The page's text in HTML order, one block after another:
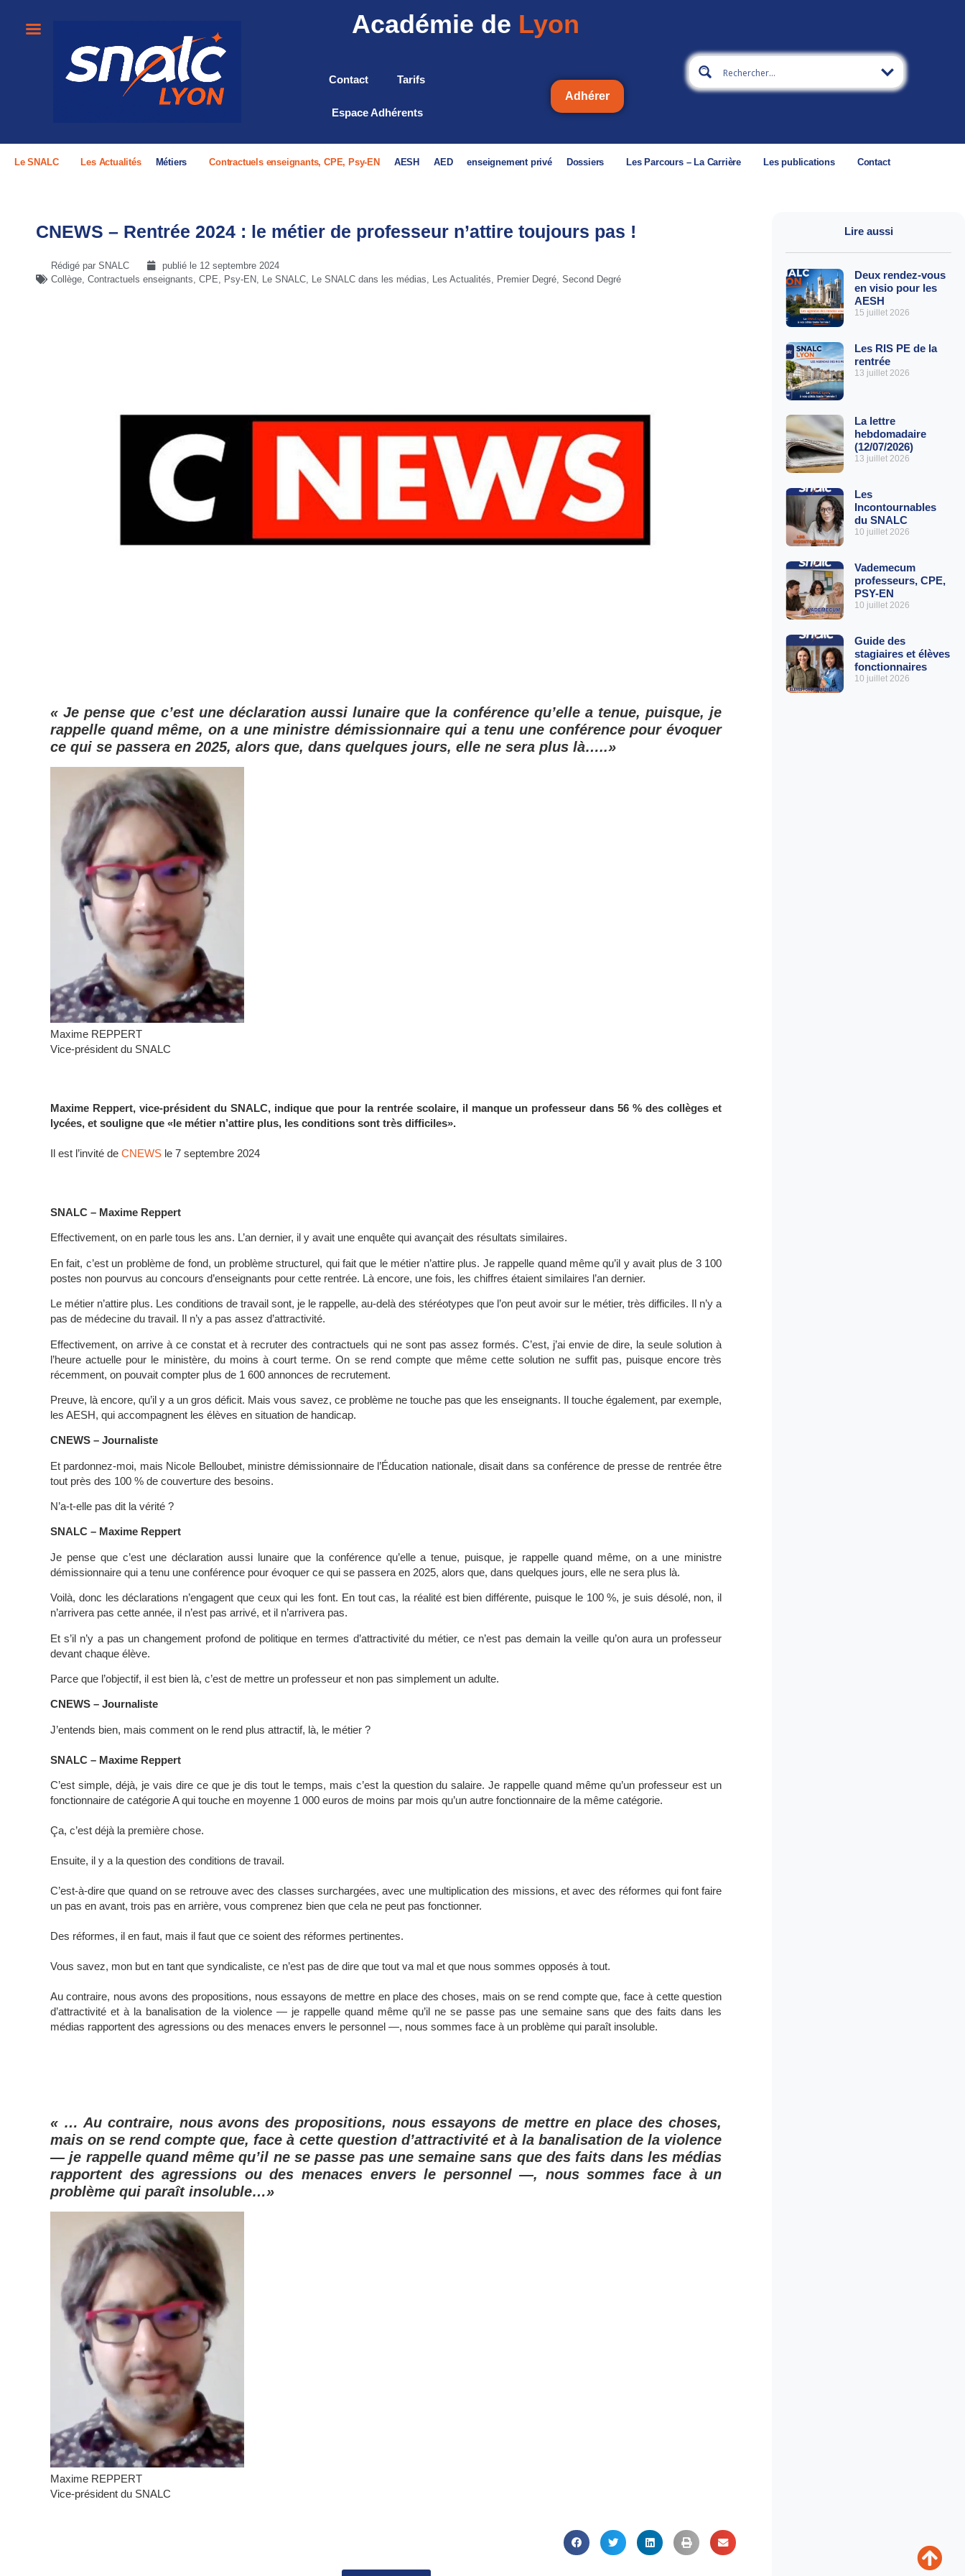
Académie de Lyon
Contact Tarifs
Espace Adhérents
Adhérer
Le SNALC Les Actualités Métiers Contractuels enseignants, CPE, Psy-EN AESH AED enseignement privé Dossiers Les Parcours – La Carrière Les publications Contact
CNEWS – Rentrée 2024 : le métier de professeur n’attire toujours pas !
Rédigé par SNALC publié le 12 septembre 2024
Collège, Contractuels enseignants, CPE, Psy-EN, Le SNALC, Le SNALC dans les médias, Les Actualités, Premier Degré, Second Degré
« Je pense que c’est une déclaration aussi lunaire que la conférence qu’elle a tenue, puisque, je
rappelle quand même, on a une ministre démissionnaire qui a tenu une conférence pour évoquer
ce qui se passera en 2025, alors que, dans quelques jours, elle ne sera plus là…..»
Maxime REPPERT
Vice-président du SNALC
Maxime Reppert, vice-président du SNALC, indique que pour la rentrée scolaire, il manque un professeur dans 56 % des collèges et
lycées, et souligne que «le métier n’attire plus, les conditions sont très difficiles».
Il est l’invité de CNEWS le 7 septembre 2024
SNALC – Maxime Reppert
Effectivement, on en parle tous les ans. L’an dernier, il y avait une enquête qui avançait des résultats similaires.
En fait, c’est un problème de fond, un problème structurel, qui fait que le métier n’attire plus. Je rappelle quand même qu’il y avait plus de 3 100
postes non pourvus au concours d’enseignants pour cette rentrée. Là encore, une fois, les chiffres étaient similaires l’an dernier.
Le métier n’attire plus. Les conditions de travail sont, je le rappelle, au-delà des stéréotypes que l’on peut avoir sur le métier, très difficiles. Il n’y a
pas de médecine du travail. Il n’y a pas assez d’attractivité.
Effectivement, on arrive à ce constat et à recruter des contractuels qui ne sont pas assez formés. C’est, j’ai envie de dire, la seule solution à
l’heure actuelle pour le ministère, du moins à court terme. On se rend compte que même cette solution ne suffit pas, puisque encore très
récemment, on pouvait compter plus de 1 600 annonces de recrutement.
Preuve, là encore, qu’il y a un gros déficit. Mais vous savez, ce problème ne touche pas que les enseignants. Il touche également, par exemple,
les AESH, qui accompagnent les élèves en situation de handicap.
CNEWS – Journaliste
Et pardonnez-moi, mais Nicole Belloubet, ministre démissionnaire de l’Éducation nationale, disait dans sa conférence de presse de rentrée être
tout près des 100 % de couverture des besoins.
N’a-t-elle pas dit la vérité ?
SNALC – Maxime Reppert
Je pense que c’est une déclaration aussi lunaire que la conférence qu’elle a tenue, puisque, je rappelle quand même, on a une ministre
démissionnaire qui a tenu une conférence pour évoquer ce qui se passera en 2025, alors que, dans quelques jours, elle ne sera plus là.
Voilà, donc les déclarations n’engagent que ceux qui les font. En tout cas, la réalité est bien différente, puisque le 100 %, je suis désolé, non, il
n’arrivera pas cette année, il n’est pas arrivé, et il n’arrivera pas.
Et s’il n’y a pas un changement profond de politique en termes d’attractivité du métier, ce n’est pas demain la veille qu’on aura un professeur
devant chaque élève.
Parce que l’objectif, il est bien là, c’est de mettre un professeur et non pas simplement un adulte.
CNEWS – Journaliste
J’entends bien, mais comment on le rend plus attractif, là, le métier ?
SNALC – Maxime Reppert
C’est simple, déjà, je vais dire ce que je dis tout le temps, mais c’est la question du salaire. Je rappelle quand même qu’un professeur est un
fonctionnaire de catégorie A qui touche en moyenne 1 000 euros de moins par mois qu’un autre fonctionnaire de la même catégorie.
Ça, c’est déjà la première chose.
Ensuite, il y a la question des conditions de travail.
C’est-à-dire que quand on se retrouve avec des classes surchargées, avec une multiplication des missions, et avec des réformes qui font faire
un pas en avant, trois pas en arrière, vous comprenez bien que cela ne peut pas fonctionner.
Des réformes, il en faut, mais il faut que ce soient des réformes pertinentes.
Vous savez, mon but en tant que syndicaliste, ce n’est pas de dire que tout va mal et que nous sommes opposés à tout.
Au contraire, nous avons des propositions, nous essayons de mettre en place des choses, mais on se rend compte que, face à cette question
d’attractivité et à la banalisation de la violence — je rappelle quand même qu’il ne se passe pas une semaine sans que des faits dans les
médias rapportent des agressions ou des menaces envers le personnel —, nous sommes face à un problème qui paraît insoluble.
« … Au contraire, nous avons des propositions, nous essayons de mettre en place des choses,
mais on se rend compte que, face à cette question d’attractivité et à la banalisation de la violence
— je rappelle quand même qu’il ne se passe pas une semaine sans que des faits dans les médias
rapportent des agressions ou des menaces envers le personnel —, nous sommes face à un
problème qui paraît insoluble…»
Maxime REPPERT
Vice-président du SNALC
Lire aussi
Deux rendez-vous
en visio pour les
AESH
15 juillet 2026
Les RIS PE de la
rentrée
13 juillet 2026
La lettre
hebdomadaire
(12/07/2026)
13 juillet 2026
Les
Incontournables
du SNALC
10 juillet 2026
Vademecum
professeurs, CPE,
PSY-EN
10 juillet 2026
Guide des
stagiaires et élèves
fonctionnaires
10 juillet 2026